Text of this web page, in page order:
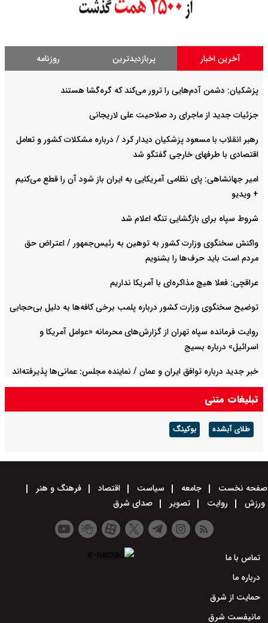
آخرین اخبار پربازدیدترین روزنامه
پزشکیان: دشمن آدم‌هایی را ترور می‌کند که گره‌گشا هستند
جزئیات جدید از ماجرای رد صلاحیت علی لاریجانی
رهبر انقلاب با مسعود پزشکیان دیدار کرد / درباره مشکلات کشور و تعامل
اقتصادی با طرفهای خارجی گفتگو شد
امیر جهانشاهی: پای نظامی آمریکایی به ایران باز شود آن را قطع می‌کنیم
+ ویدیو
شروط سپاه برای بازگشایی تنگه اعلام شد
واکنش سخنگوی وزارت کشور به توهین به رئیس‌جمهور / اعتراض حق
مردم است باید حرف‌ها را بشنویم
عراقچی: فعلا هیچ مذاکره‌ای با آمریکا نداریم
توضیح سخنگوی وزارت کشور درباره پلمب برخی کافه‌ها به دلیل بی‌حجابی
روایت فرمانده سپاه تهران از گزارش‌های محرمانه «عوامل آمریکا و
اسرائیل» درباره بسیج
خبر جدید درباره توافق ایران و عمان / نماینده مجلس: عمانی‌ها پذیرفته‌اند
از مسیر جنوبی استفاده نشود
تبلیغات متنی
طلای آبشده بوکینگ
صفحه نخست جامعه سیاست اقتصاد
فرهنگ و هنر
ورزش
روایت تصویر صدای شرق
تماس با ما
درباره ما
حمایت از شرق
مانیفست شرق